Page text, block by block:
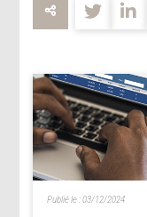
Publié le :03/12/2024